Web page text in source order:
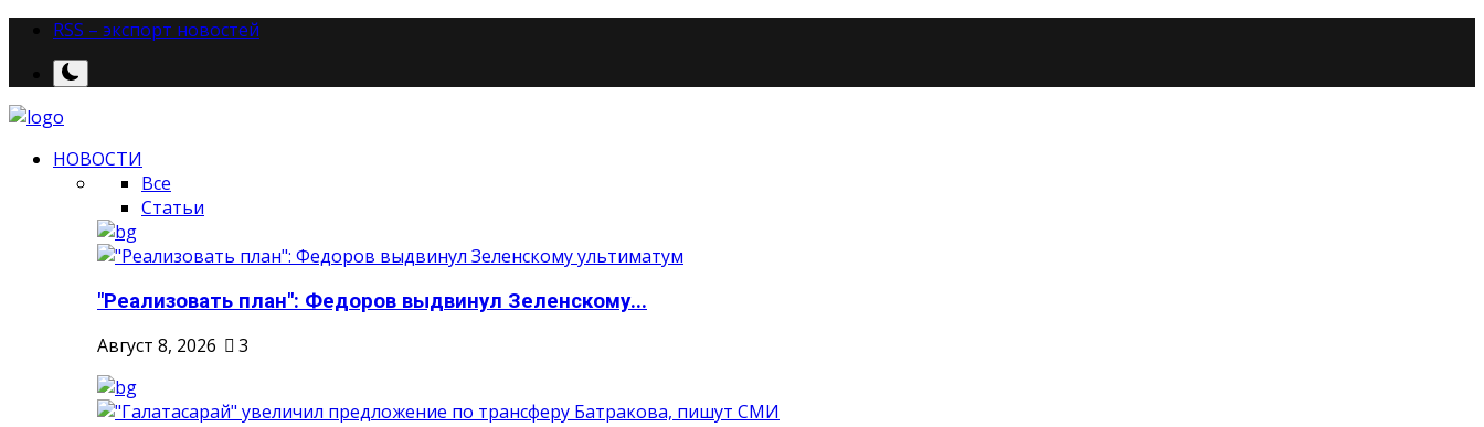
RSS – экспорт новостей
НОВОСТИ
Все
Статьи
"Реализовать план": Федоров выдвинул Зеленскому...
Август 8, 2026
3